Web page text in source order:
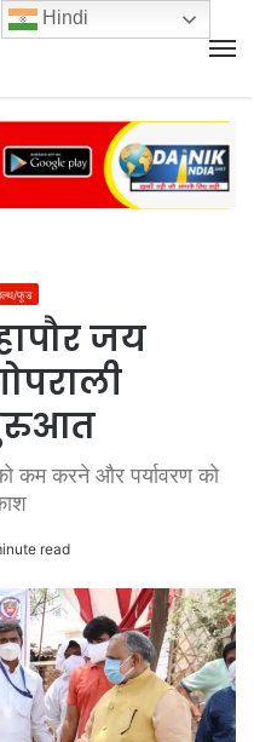
फूड
जय
कम करने और पर्यावरण को
read
Hindi